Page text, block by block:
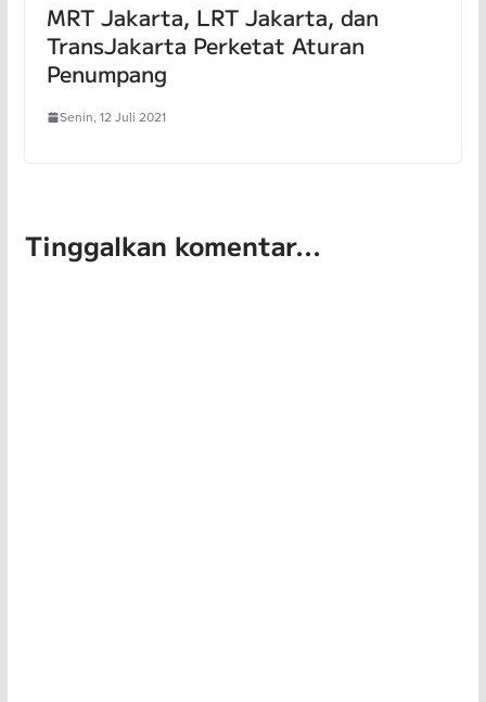
MRT Jakarta, LRT Jakarta, dan
TransJakarta Perketat Aturan
Penumpang
Senin, 12 Juli 2021
Tinggalkan komentar...